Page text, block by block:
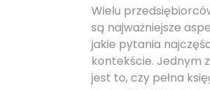
Wielu
są najważniejsze
jakie pytania
kontekście. Jednym
jest to, czy pełna